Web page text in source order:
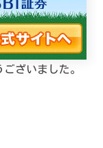
ざいました。